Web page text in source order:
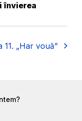
învierea
11. „Har vouă”